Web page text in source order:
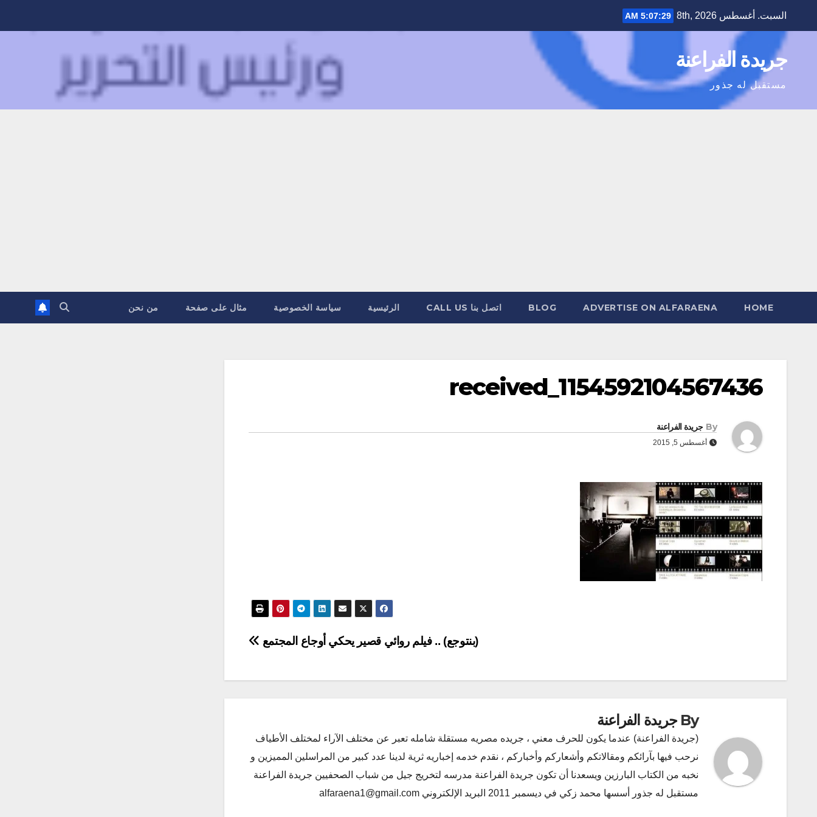
السبت. أغسطس 8th, 2026 5:07:30 AM
جريدة الفراعنة
مستقبل له جذور
HOME
ADVERTISE ON ALFARAENA
BLOG اتصل بنا CALL US الرئيسية سياسة الخصوصية مثال على صفحة من نحن
received_1154592104567436
By جريدة الفراعنة
أغسطس 5, 2015
(بنتوجع) .. فيلم روائي قصير يحكي أوجاع المجتمع
By جريدة الفراعنة
(جريدة الفراعنة) عندما يكون للحرف معني ، جريده مصريه مستقلة شامله تعبر عن مختلف الآراء لمختلف الأطياف
نرحب فيها بآرائكم ومقالاتكم وأشعاركم وأخباركم ، نقدم خدمه إخباريه ثرية لدينا عدد كبير من المراسلين المميزين و
نخبه من الكتاب البارزين ويسعدنا أن تكون جريدة الفراعنة مدرسه لتخريج جيل من شباب الصحفيين جريدة الفراعنة
مستقبل له جذور أسسها محمد زكي في ديسمبر 2011 البريد الإلكتروني alfaraena1@gmail.com